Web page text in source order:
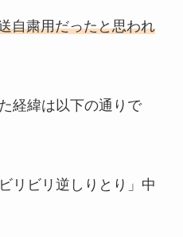
自粛用だったと思われ
経緯は以下の通りで
リビリ逆しりとり」中